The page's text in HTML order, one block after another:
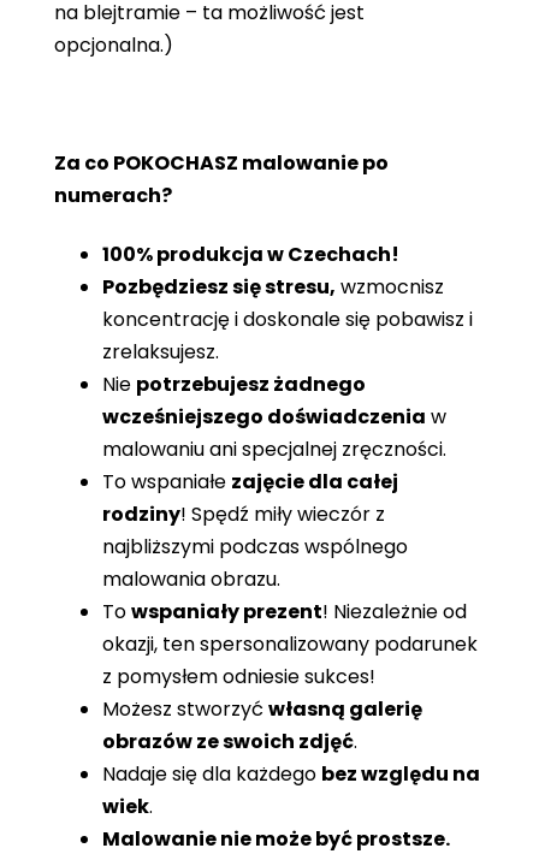
na blejtramie – ta możliwość jest
opcjonalna.)
Za co POKOCHASZ malowanie po
numerach?
100% produkcja w Czechach!
Pozbędziesz się stresu, wzmocnisz
koncentrację i doskonale się pobawisz i
zrelaksujesz.
Nie potrzebujesz żadnego
wcześniejszego doświadczenia w
malowaniu ani specjalnej zręczności.
To wspaniałe zajęcie dla całej
rodziny! Spędź miły wieczór z
najbliższymi podczas wspólnego
malowania obrazu.
Towspaniały prezent! Niezależnie od
okazji, ten spersonalizowany podarunek
z pomysłem odniesie sukces!
Możesz stworzyć własną galerię
obrazów ze swoich zdjęć.
Nadaje się dla każdego bez względu na
wiek.
Malowanie nie może być prostsze.